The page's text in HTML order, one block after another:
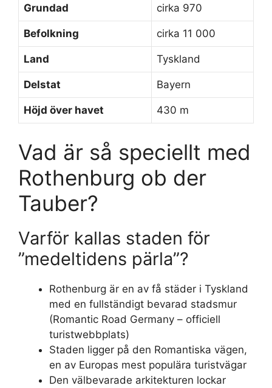
Grundad cirka 970
Befolkning cirka 11 000
Land Tyskland
Delstat Bayern
Höjd över havet 430 m
Vad är så speciellt med
Rothenburg ob der
Tauber?
Varför kallas staden för
”medeltidens pärla”?
Rothenburg är en av få städer i Tyskland
med en fullständigt bevarad stadsmur
(Romantic Road Germany – officiell
turistwebbplats)
Staden ligger på den Romantiska vägen,
en av Europas mest populära turistvägar
Den välbevarade arkitekturen lockar